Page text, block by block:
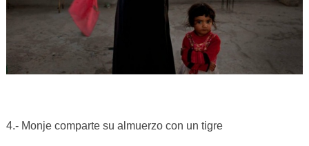
4.- Monje comparte su almuerzo con un tigre